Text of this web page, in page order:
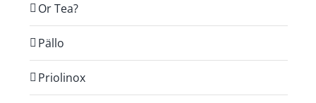
Or Tea?
Pällo
Priolinox